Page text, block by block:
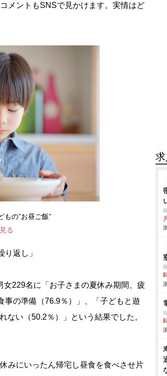
メントもSNSで見かけます。実情はど
もの”お昼ご飯”
る
返し」
229名に「お子さまの夏休み期間、疲
事の準備（76.9％）」、「子どもと遊
ない（50.2％）」という結果でした。
みにいったん帰宅し昼食を食べさせ片